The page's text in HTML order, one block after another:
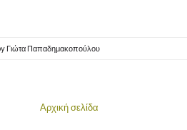
Γιώτα Παπαδημακοπούλου
Αρχική σελίδα